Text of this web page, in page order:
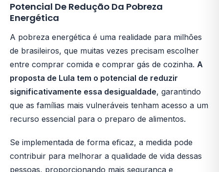
Potencial De Redução Da Pobreza
Energética
A pobreza energética é uma realidade para milhões
de brasileiros, que muitas vezes precisam escolher
entre comprar comida e comprar gás de cozinha. A
proposta de Lula tem o potencial de reduzir
significativamente essa desigualdade, garantindo
que as famílias mais vulneráveis tenham acesso a um
recurso essencial para o preparo de alimentos.
Se implementada de forma eficaz, a medida pode
contribuir para melhorar a qualidade de vida dessas
pessoas, proporcionando mais segurança e